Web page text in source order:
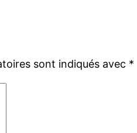
sont indiqués avec *